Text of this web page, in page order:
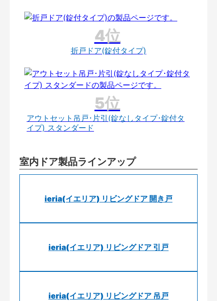
折戸ドア(錠付タイプ)
アウトセット吊戸･片引(錠なしタイプ･錠付タ
イプ) スタンダード
室内ドア製品ラインアップ
ieria(イエリア) リビングドア 開き戸
ieria(イエリア) リビングドア 引戸
ieria(イエリア) リビングドア 吊戸